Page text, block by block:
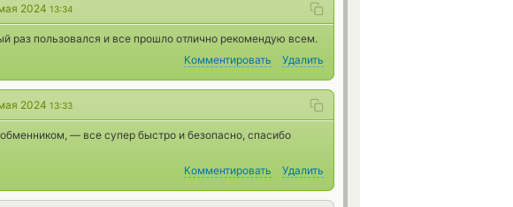
2024 13:34
раз пользовался и все прошло отлично рекомендую всем.
Комментировать Удалить
2024 13:33
— все супер быстро и безопасно, спасибо
Комментировать Удалить